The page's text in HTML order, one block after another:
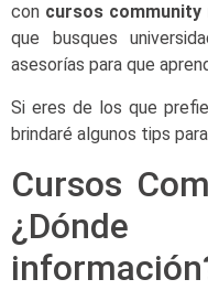
con cursos community
que busques
asesorías para que
Si eres de los que
brindaré algunos tips
Cursos
¿Dónde